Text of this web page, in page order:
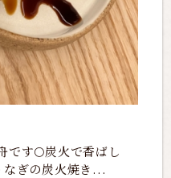
です🌕炭火で香ばし
なぎの炭火焼き...